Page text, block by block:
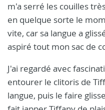
m'a serré les couilles
en quelque sorte le
vite, car sa langue a
aspiré tout mon sac de
J'ai regardé avec
entourer le clitoris de
langue, puis le faire